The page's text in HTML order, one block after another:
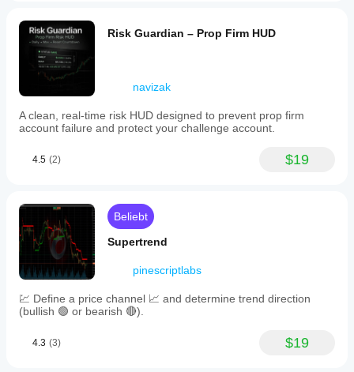
Zeitrahmen
// - Implementierung eines fortschrittlichen
Lizenzverwaltungssystems
// - Anpassbare Benutzeroberfläche mit informativem
// - Hinzugefügtes informatives Label im Chart
// - Integriertes automatisches Update-System
// - Unterstützung aller Preisquellen (Close, Open, High,
Low, etc.)
// - Automatische Verwaltung der
Systemnachrichtenanzeige
//
════════════════════════════════════
════════════════════════════════════
═══════
Risk Guardian – Prop Firm HUD
navizak
A clean, real-time risk HUD designed to prevent prop firm
account failure and protect your challenge account.
4.5 (2) $19
Beliebt
Supertrend
pinescriptlabs
💹 Define a price channel 📈 and determine trend direction
(bullish 🟢 or bearish 🔴).
4.3 (3) $19